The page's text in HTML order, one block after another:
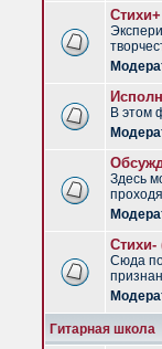
Стихи+
В этом
Здесь
Стихи-
Сюда
Гитарная школа